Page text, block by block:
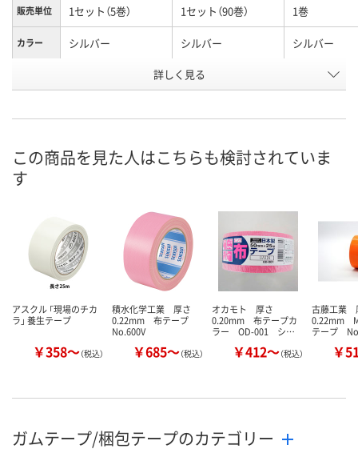
販売単位 1セット（5巻） 1セット（90巻） 1巻
カラー シルバー シルバー シルバー
ARN6208 AHR4453
8月9日（日）
カゴへ カ
詳しく見る
この商品を見た人はこちらも検討されていま
す
アスクル 「現場のチカ
ラ」 養生テープ
￥358～（税込）
積水化学工業 厚さ
0.22mm 布テープ
No.600V
￥685～（税込）
オカモト 厚さ
0.20mm 布テープカ
ラー OD-001 シ…
￥412～（税込）
古藤工業
0.22mm
テープ
￥
ガムテープ/梱包テープのカテゴリー